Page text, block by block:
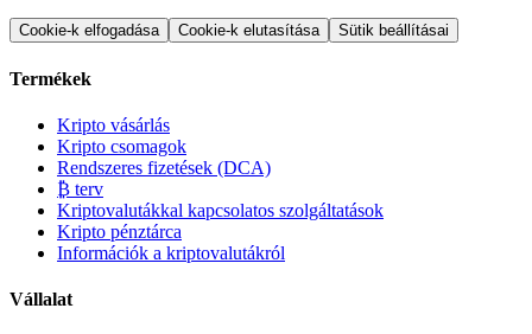
Cookie-k elfogadása Cookie-k elutasítása Sütik beállításai
Termékek
Kripto vásárlás
Kripto csomagok
Rendszeres fizetések (DCA)
₿ terv
Kriptovalutákkal kapcsolatos szolgáltatások
Kripto pénztárca
Információk a kriptovalutákról
Vállalat